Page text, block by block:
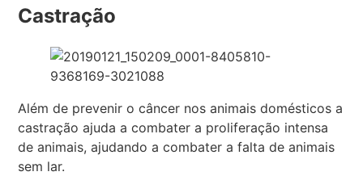
Castração
Além de prevenir o câncer nos animais domésticos a
castração ajuda a combater a proliferação intensa
de animais, ajudando a combater a falta de animais
sem lar.